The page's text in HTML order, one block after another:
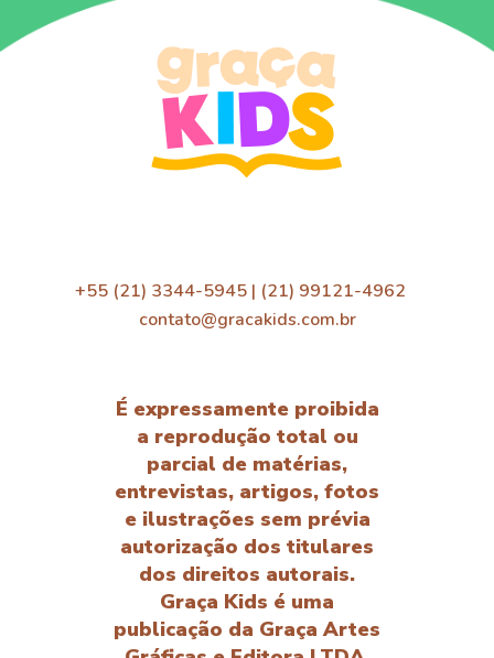
+55 (21) 3344-5945 | (21) 99121-4962
contato@gracakids.com.br
É expressamente proibida
a reprodução total ou
parcial de matérias,
entrevistas, artigos, fotos
e ilustrações sem prévia
autorização dos titulares
dos direitos autorais.
Graça Kids é uma
publicação da Graça Artes